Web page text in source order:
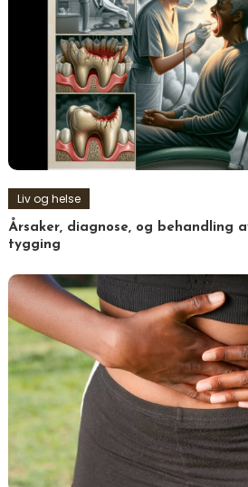
Liv og helse
Årsaker, diagnose, og behandling
tygging